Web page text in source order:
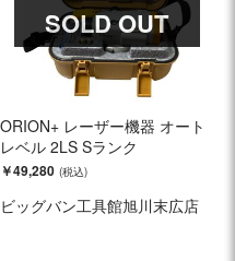
SOLD OUT
ORION+ レーザー機器 オート
レベル 2LS Sランク
￥49,280
ビッグバン工具館旭川末広店